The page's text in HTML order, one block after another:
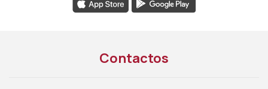
Contactos